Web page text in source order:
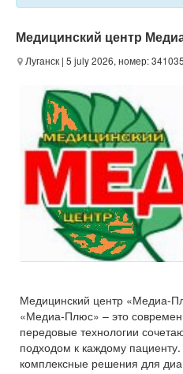
Медицинский центр
Луганск | 5 july 2026, номер:
Медицинский центр «Медиа-
«Медиа-Плюс» – это
передовые технологии
подходом к каждому
комплексные решения для